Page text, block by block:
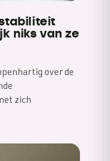
niks van ze
over de
zich